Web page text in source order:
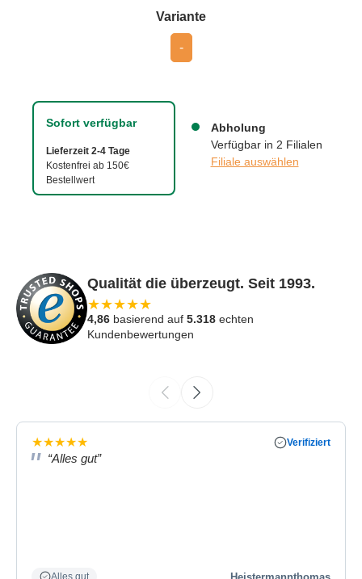
Sofort verfügbar
Lieferzeit 2-4 Tage
Kostenfrei ab 150€
Bestellwert
Abholung
Verfügbar in 2 Filialen
Filiale auswählen
Varianteauswählen
-
Qualität die überzeugt. Seit 1993.
★★★★★
4,86 basierend auf 5.318 echten
Kundenbewertungen
★★★★★ Verifiziert
“Alles gut”
Alles gut Heistermannthomas